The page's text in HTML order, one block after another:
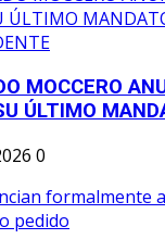
MOCCERO
ÚLTIMO
0